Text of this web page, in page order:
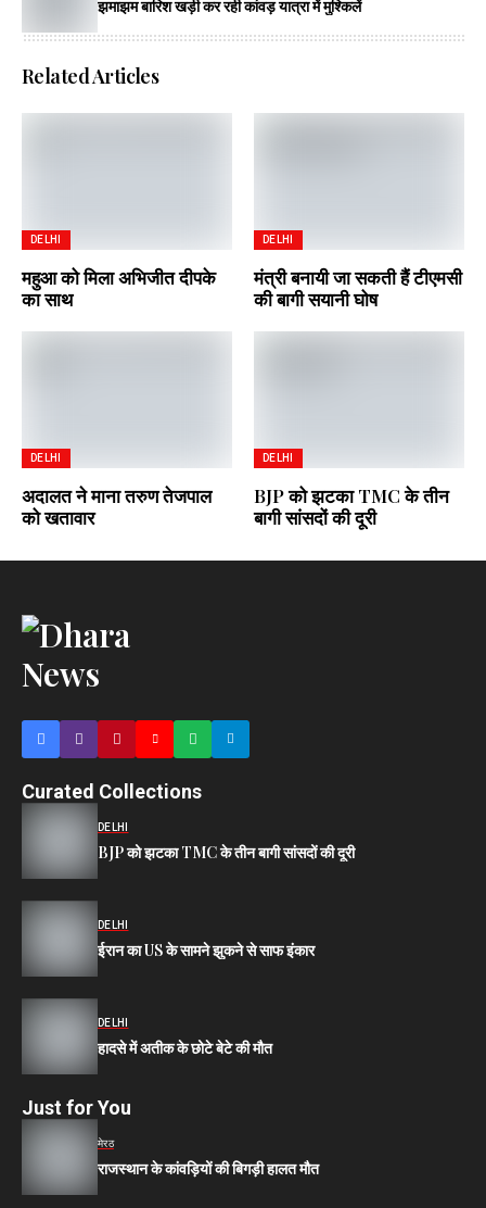
झमाझम बारिश खड़ी कर रही कांवड़ यात्रा में मुश्किलें
Related Articles
DELHI
महुआ को मिला अभिजीत दीपके
का साथ
DELHI
मंत्री बनायी जा सकती हैं टीएमसी
की बागी सयानी घोष
DELHI
अदालत ने माना तरुण तेजपाल
को खतावार
DELHI
BJP को झटका TMC के तीन
बागी सांसदों की दूरी
Curated Collections
DELHI
BJP को झटका TMC के तीन बागी सांसदों की दूरी
DELHI
ईरान का US के सामने झुकने से साफ इंकार
DELHI
हादसे में अतीक के छोटे बेटे की मौत
Just for You
मेरठ
राजस्थान के कांवड़ियों की बिगड़ी हालत मौत